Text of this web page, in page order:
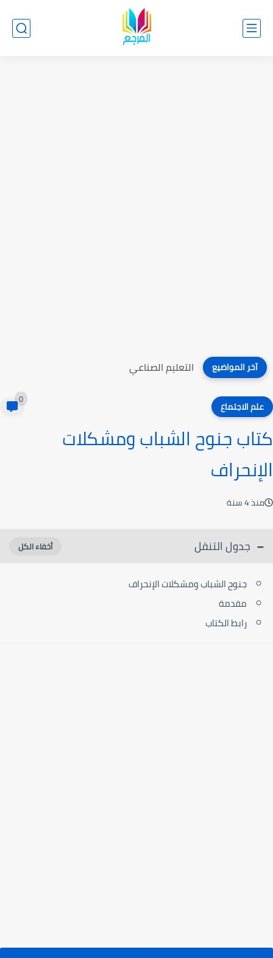
آخر المواضيع التعليم الصناعي
علم الاجتماع 0
كتاب جنوح الشباب ومشكلات
الإنحراف
منذ 4 سنة
جدول التنقل
جنوح الشباب ومشكلات الإنحراف
مقدمة
رابط الكتاب